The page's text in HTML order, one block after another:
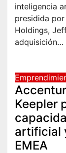
inteligencia
presidida
Holdings,
adquisición…
Keepler
artificial
EMEA